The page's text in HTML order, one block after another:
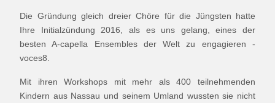
Die Gründung gleich dreier Chöre für die Jüngsten hatte
Ihre Initialzündung 2016, als es uns gelang, eines der
besten A-capella Ensembles der Welt zu engagieren -
voces8.
Mit ihren Workshops mit mehr als 400 teilnehmenden
Kindern aus Nassau und seinem Umland wussten sie nicht